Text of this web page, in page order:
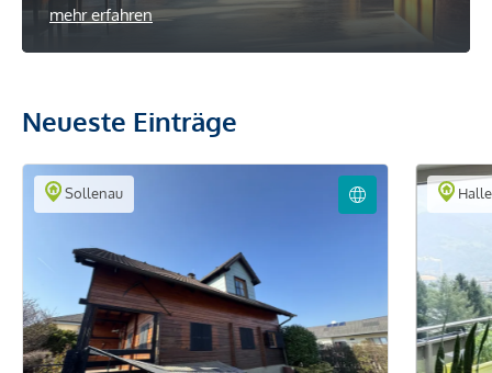
mehr erfahren
Neueste Einträge
Sollenau